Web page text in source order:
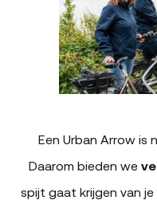
Een Urban Arrow is
Daarom bieden we
spijt gaat krijgen van je